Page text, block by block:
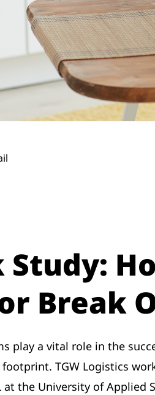
Study:
Break
play a vital role in the
footprint. TGW Logistics
at the University of Applied